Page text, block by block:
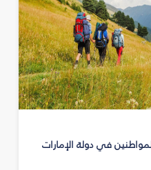
في دولة الإمارات